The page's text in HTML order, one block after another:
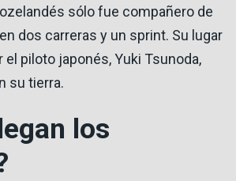
sólo fue compañero de
dos carreras y un sprint. Su lugar
el piloto japonés, Yuki Tsunoda,
su tierra.
los